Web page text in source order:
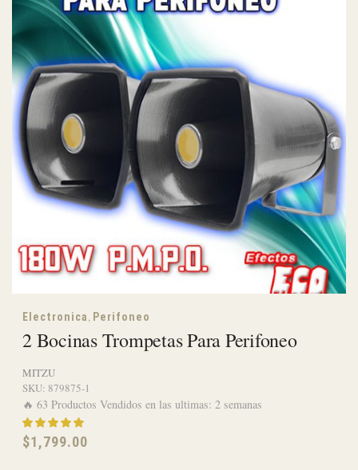
Electronica, Perifoneo
2 Bocinas Trompetas Para Perifoneo
MITZU
SKU: 879875-1
🔥 63 Productos Vendidos en las ultimas: 2 semanas
$1,799.00